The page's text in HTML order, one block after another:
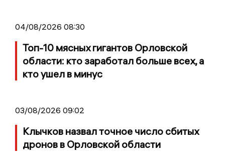
04/08/2026 08:30
Топ-10 мясных гигантов Орловской
области: кто заработал больше всех, а
кто ушел в минус
03/08/2026 09:02
Клычков назвал точное число сбитых
дронов в Орловской области